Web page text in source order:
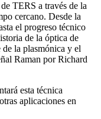
TERS a través de la
cercano. Desde la
el progreso técnico
de la óptica de
de la plasmónica y el
Raman por Richard
esta técnica
aplicaciones en